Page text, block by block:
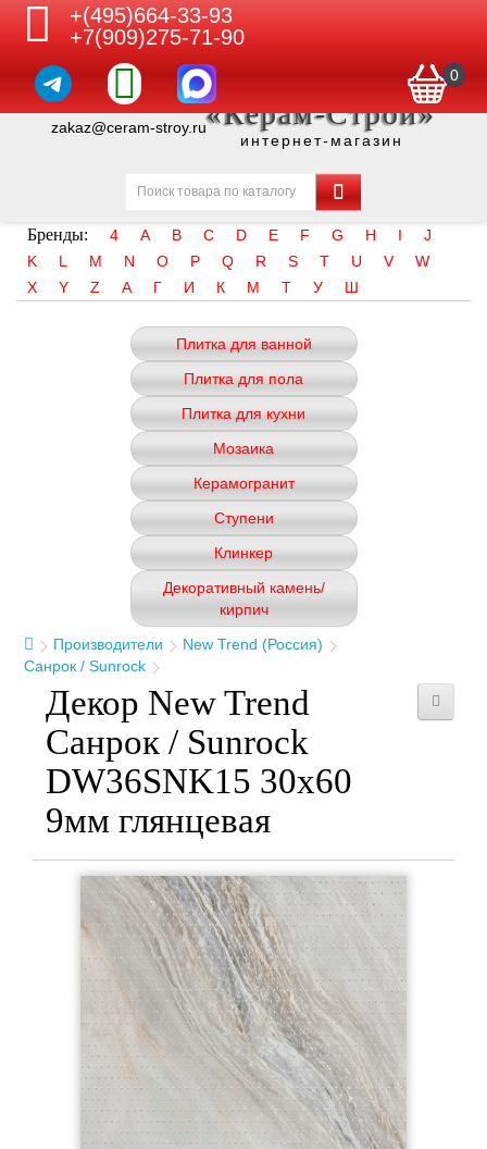
+(495)664-33-93
+7(909)275-71-90
0
zakaz@ceram-stroy.ru«Керам-Строй»
интернет-магазин
Бренды: 4 A B C D E F G H I
J
K
L M N O P Q R S T U V
W
X
Y Z А Г И К М Т У Ш
Плитка для ванной
Плитка для пола
Плитка для кухни
Мозаика
Керамогранит
Ступени
Клинкер
Декоративный камень/
кирпич
Производители
New Trend (Россия)
Санрок / Sunrock
Декор New Trend
Санрок / Sunrock
DW36SNK15 30x60
9мм глянцевая